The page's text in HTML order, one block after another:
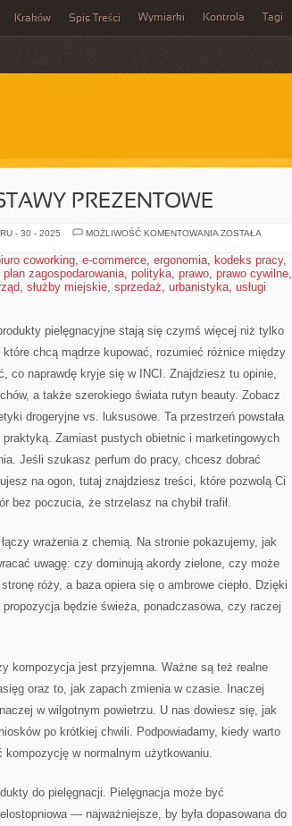
Kraków Spis Treści Wymiarki Kontrola Tagi
PREZENTOWE
- 30 - 2025 MOŻLIWOŚĆ KOMENTOWANIA BEAUTY
ZESTAWY
PREZENTOWE
ZOSTAŁA
coworking, e-commerce, ergonomia, kodeks pracy,
plan zagospodarowania, polityka, prawo, prawo cywilne,
, służby miejskie, sprzedaż, urbanistyka, usługi
pielęgnacyjne stają się czymś więcej niż tylko
chcą mądrze kupować, rozumieć różnice między
co naprawdę kryje się w INCI. Znajdziesz tu opinie,
a także szerokiego świata rutyn beauty. Zobacz
drogeryjne vs. luksusowe. Ta przestrzeń powstała
Zamiast pustych obietnic i marketingowych
Jeśli szukasz perfum do pracy, chcesz dobrać
na ogon, tutaj znajdziesz treści, które pozwolą Ci
bez poczucia, że strzelasz na chybił trafił.
wrażenia z chemią. Na stronie pokazujemy, jak
uwagę: czy dominują akordy zielone, czy może
róży, a baza opiera się o ambrowe ciepło. Dzięki
będzie świeża, ponadczasowa, czy raczej
kompozycja jest przyjemna. Ważne są też realne
oraz to, jak zapach zmienia w czasie. Inaczej
w wilgotnym powietrzu. U nas dowiesz się, jak
po krótkiej chwili. Podpowiadamy, kiedy warto
w normalnym użytkowaniu.
do pielęgnacji. Pielęgnacja może być
— najważniejsze, by była dopasowana do